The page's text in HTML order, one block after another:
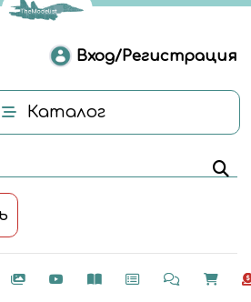
Вход/Регистрация
Каталог